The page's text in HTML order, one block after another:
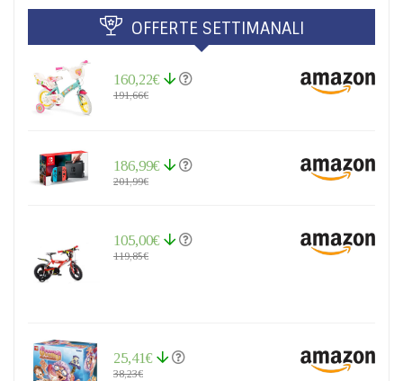
OFFERTE SETTIMANALI
160,22€
191,66€
186,99€
201,99€
105,00€
119,85€
25,41€
38,23€